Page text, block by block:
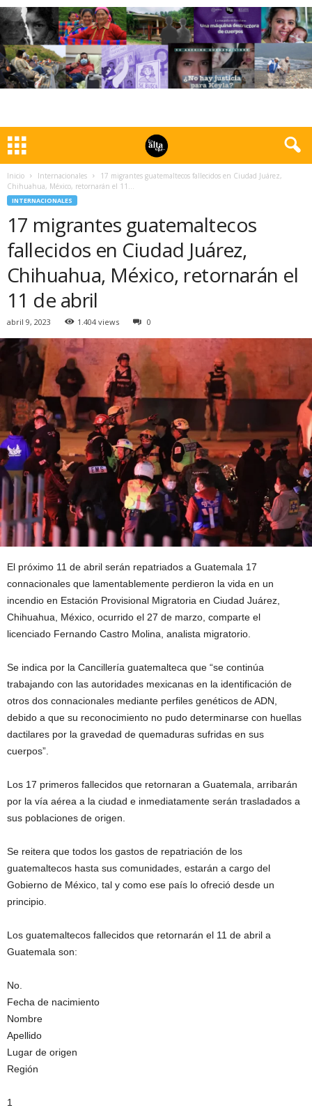
Inicio Internacionales
17 migrantes guatemaltecos fallecidos en Ciudad Juárez,
Chihuahua, México, retornarán el 11...
INTERNACIONALES
17 migrantes guatemaltecos
fallecidos en Ciudad Juárez,
Chihuahua, México, retornarán el
11 de abril
abril 9, 2023 1.404 views 0
El próximo 11 de abril serán repatriados a Guatemala 17
connacionales que lamentablemente perdieron la vida en un
incendio en Estación Provisional Migratoria en Ciudad Juárez,
Chihuahua, México, ocurrido el 27 de marzo, comparte el
licenciado Fernando Castro Molina, analista migratorio.
Se indica por la Cancillería guatemalteca que “se continúa
trabajando con las autoridades mexicanas en la identificación de
otros dos connacionales mediante perfiles genéticos de ADN,
debido a que su reconocimiento no pudo determinarse con huellas
dactilares por la gravedad de quemaduras sufridas en sus
cuerpos”.
Los 17 primeros fallecidos que retornaran a Guatemala, arribarán
por la vía aérea a la ciudad e inmediatamente serán trasladados a
sus poblaciones de origen.
Se reitera que todos los gastos de repatriación de los
guatemaltecos hasta sus comunidades, estarán a cargo del
Gobierno de México, tal y como ese país lo ofreció desde un
principio.
Los guatemaltecos fallecidos que retornarán el 11 de abril a
Guatemala son:
No.
Fecha de nacimiento
Nombre
Apellido
Lugar de origen
Región
1